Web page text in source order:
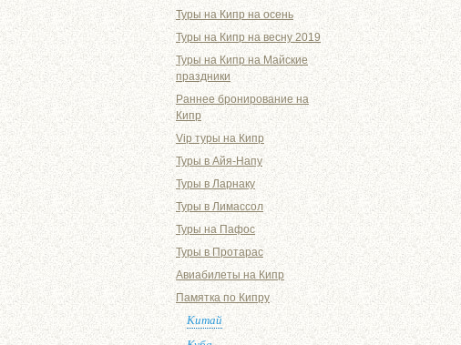
Туры на Кипр на осень
Туры на Кипр на весну 2019
Туры на Кипр на Майские
праздники
Раннее бронирование на
Кипр
Vip туры на Кипр
Туры в Айя-Напу
Туры в Ларнаку
Туры в Лимассол
Туры на Пафос
Туры в Протарас
Авиабилеты на Кипр
Памятка по Кипру
Китай